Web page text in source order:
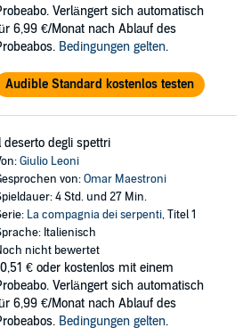
Verlängert sich automatisch
6,99 €/Monat nach Ablauf des
Bedingungen gelten.
Audible Standard kostenlos testen
Il deserto degli spettri
Giulio Leoni
von:Omar Maestroni
4 Std. und 27 Min.
La compagnia dei serpenti, Titel 1
Italienisch
nicht bewertet
€ oder kostenlos mit einem
Verlängert sich automatisch
6,99 €/Monat nach Ablauf des
Bedingungen gelten.